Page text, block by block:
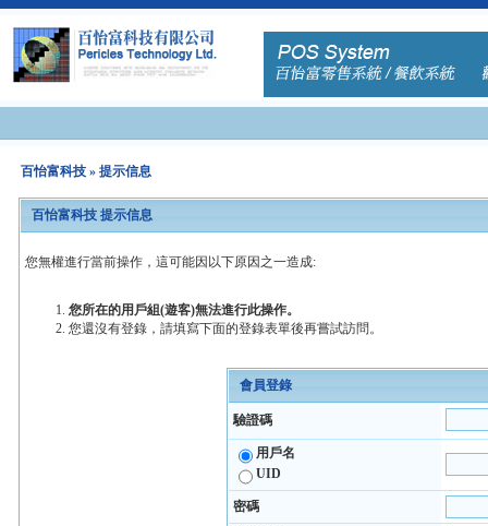
百怡富科技 » 提示信息
百怡富科技 提示信息
您無權進行當前操作，這可能因以下原因之一造成:
您所在的用戶組(遊客)無法進行此操作。
您還沒有登錄，請填寫下面的登錄表單後再嘗試訪問。
會員登錄
驗證碼
用戶名
UID
密碼